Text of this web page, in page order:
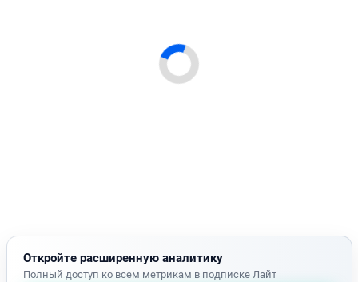
Откройте расширенную аналитику
Полный доступ ко всем метрикам в подписке Лайт